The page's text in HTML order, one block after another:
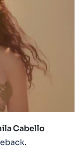
Cabello